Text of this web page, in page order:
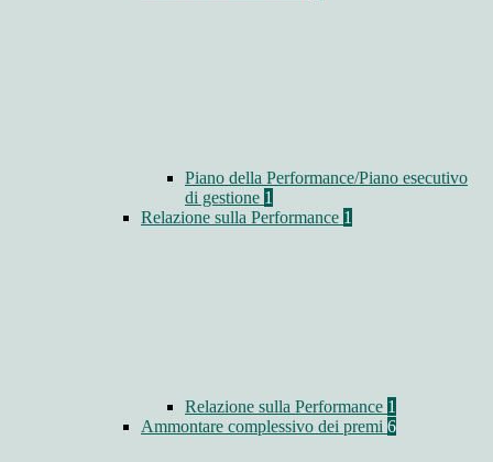
Piano della Performance/Piano esecutivo
di gestione 1
Relazione sulla Performance 1
Relazione sulla Performance 1
Ammontare complessivo dei premi 6